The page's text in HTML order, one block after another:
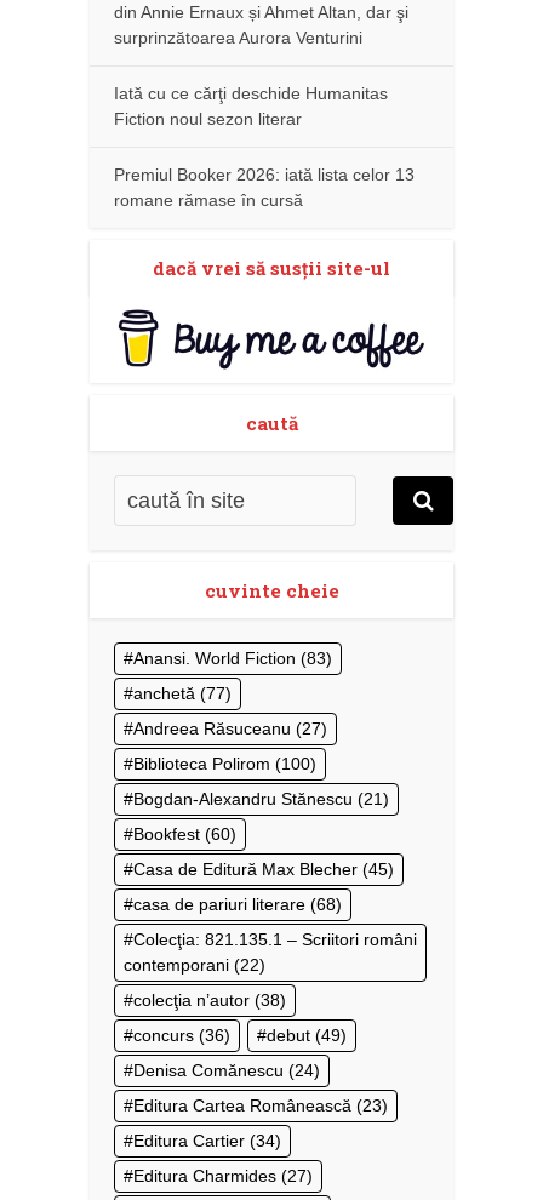
din Annie Ernaux și Ahmet Altan, dar şi
surprinzătoarea Aurora Venturini
Iată cu ce cărţi deschide Humanitas
Fiction noul sezon literar
Premiul Booker 2026: iată lista celor 13
romane rămase în cursă
dacă vrei să susţii site-ul
caută
cuvinte cheie
Anansi. World Fiction (83)
anchetă (77)
Andreea Răsuceanu (27)
Biblioteca Polirom (100)
Bogdan-Alexandru Stănescu (21)
Bookfest (60)
Casa de Editură Max Blecher (45)
casa de pariuri literare (68)
Colecţia: 821.135.1 – Scriitori români
contemporani (22)
colecţia n’autor (38)
concurs (36) debut (49)
Denisa Comănescu (24)
Editura Cartea Românească (23)
Editura Cartier (34)
Editura Charmides (27)